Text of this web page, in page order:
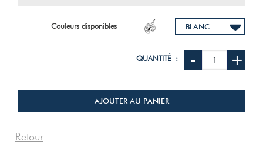
Couleurs disponibles
QUANTITÉ : - +
AJOUTER AU PANIER
Retour